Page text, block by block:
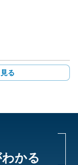
る
かる